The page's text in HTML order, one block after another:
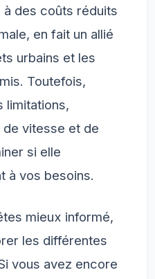
à des coûts réduits
en fait un allié
urbains et les
Toutefois,
limitations,
vitesse et de
si elle
à vos besoins.
mieux informé,
les différentes
vous avez encore